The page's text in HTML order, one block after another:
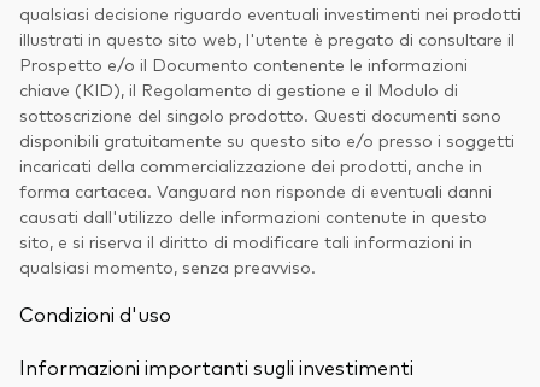
qualsiasi decisione riguardo eventuali investimenti nei prodotti
illustrati in questo sito web, l'utente è pregato di consultare il
Prospetto e/o il Documento contenente le informazioni
chiave (KID), il Regolamento di gestione e il Modulo di
sottoscrizione del singolo prodotto. Questi documenti sono
disponibili gratuitamente su questo sito e/o presso i soggetti
incaricati della commercializzazione dei prodotti, anche in
forma cartacea. Vanguard non risponde di eventuali danni
causati dall'utilizzo delle informazioni contenute in questo
sito, e si riserva il diritto di modificare tali informazioni in
qualsiasi momento, senza preavviso.
Condizioni d'uso
Informazioni importanti sugli investimenti